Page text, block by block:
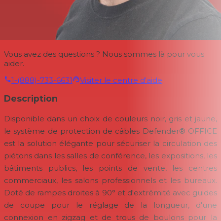
Vous avez des questions ? Nous sommes là pour vous
aider.
1-(888)-733-6631
Visiter le centre d'aide
Description
Disponible dans un choix de couleurs noir, gris et jaune,
le système de protection de câbles Defender® OFFICE
est la solution élégante pour sécuriser la circulation des
piétons dans les salles de conférence, les expositions, les
bâtiments publics, les points de vente, les centres
commerciaux, les salons professionnels et les bureaux.
Doté de rampes droites à 90° et d'extrémité avec guides
de coupe pour le réglage de la longueur, d'une
connexion en zigzag et de trous de boulons pour la